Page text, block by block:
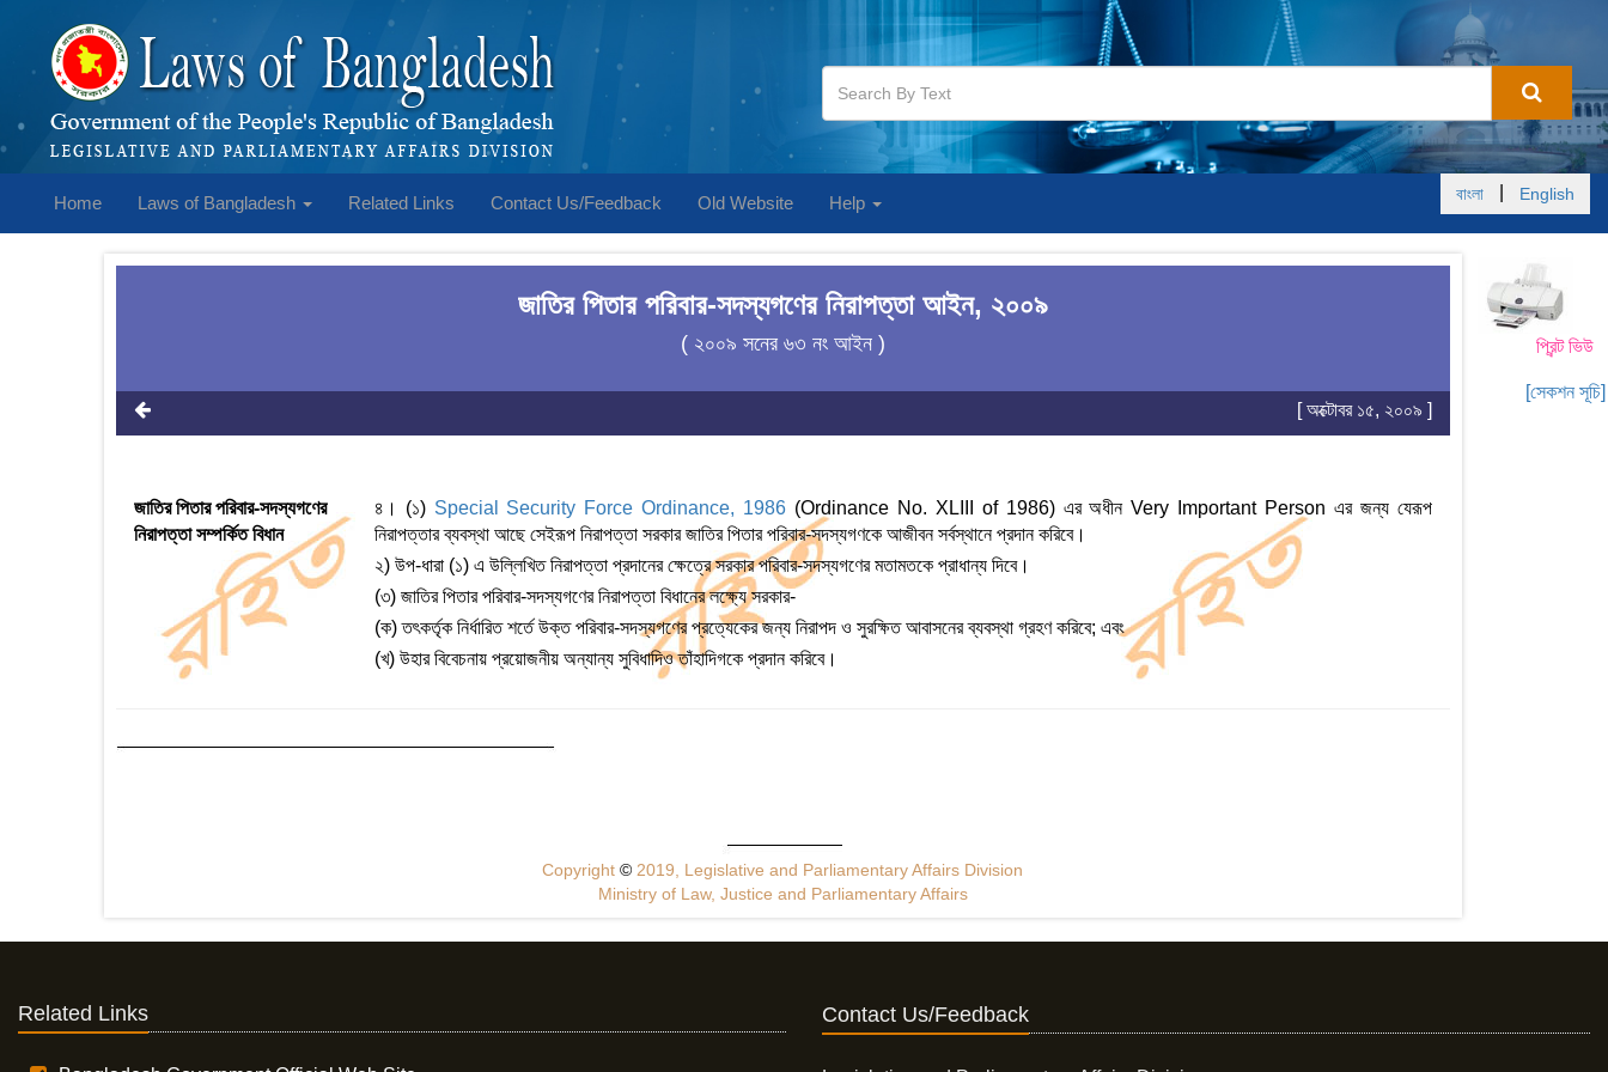
Home Laws of Bangladesh Related Links Contact Us/Feedback Old Website Help বাংলা English
প্রিন্ট ভিউ
[সেকশন সূচি]
জাতির পিতার পরিবার-সদস্যগণের নিরাপত্তা আইন, ২০০৯
( ২০০৯ সনের ৬৩ নং আইন )
[ অক্টোবর ১৫, ২০০৯ ]
জাতির পিতার পরিবার-সদস্যগণের
নিরাপত্তা সম্পর্কিত বিধান
৪। (১) Special Security Force Ordinance, 1986 (Ordinance No. XLIII of 1986) এর অধীন Very Important Person এর জন্য যেরূপ
নিরাপত্তার ব্যবস্থা আছে সেইরূপ নিরাপত্তা সরকার জাতির পিতার পরিবার-সদস্যগণকে আজীবন সর্বস্থানে প্রদান করিবে।
২) উপ-ধারা (১) এ উল্লিখিত নিরাপত্তা প্রদানের ক্ষেত্রে সরকার পরিবার-সদস্যগণের মতামতকে প্রাধান্য দিবে।
(৩) জাতির পিতার পরিবার-সদস্যগণের নিরাপত্তা বিধানের লক্ষ্যে সরকার-
(ক) তৎকর্তৃক নির্ধারিত শর্তে উক্ত পরিবার-সদস্যগণের প্রত্যেকের জন্য নিরাপদ ও সুরক্ষিত আবাসনের ব্যবস্থা গ্রহণ করিবে; এবং
(খ) উহার বিবেচনায় প্রয়োজনীয় অন্যান্য সুবিধাদিও তাঁহাদিগকে প্রদান করিবে।
Copyright© 2019, Legislative and Parliamentary Affairs Division
Ministry of Law, Justice and Parliamentary Affairs
Related Links Contact Us/Feedback